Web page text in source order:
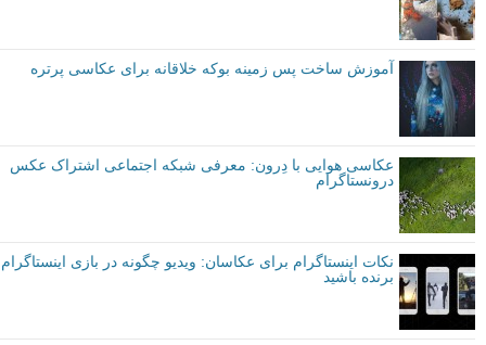
آموزش ساخت پس زمینه بوکه خلاقانه برای عکاسی پرتره
عکاسی هوایی با دِرون: معرفی شبکه اجتماعی اشتراک عکس
درونستاگرام
نکات اینستاگرام برای عکاسان: ویدیو چگونه در بازی اینستاگرام
برنده باشید